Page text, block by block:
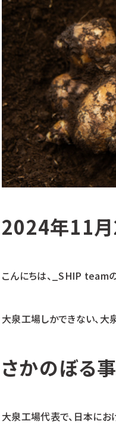
2024年11
こんにちは、_SHIP team
大泉工場しかできない、大
さかのぼる
大泉工場代表で、日本にお